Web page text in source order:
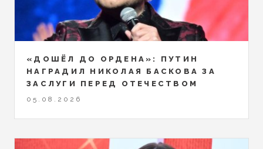
«ДОШЁЛ ДО ОРДЕНА»: ПУТИН
НАГРАДИЛ НИКОЛАЯ БАСКОВА ЗА
ЗАСЛУГИ ПЕРЕД ОТЕЧЕСТВОМ
05.08.2026